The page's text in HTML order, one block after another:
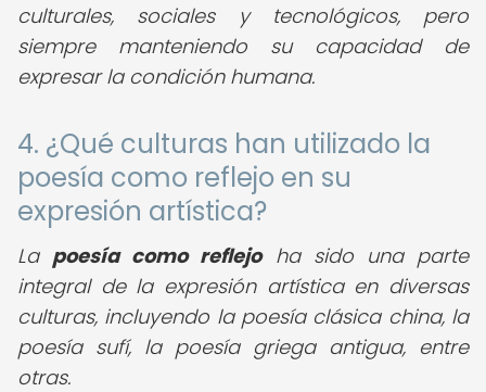
culturales, sociales y tecnológicos, pero
siempre manteniendo su capacidad de
expresar la condición humana.
4. ¿Qué culturas han utilizado la
poesía como reflejo en su
expresión artística?
La poesía como reflejoha sido una parte
integral de la expresión artística en diversas
culturas, incluyendo la poesía clásica china, la
poesía sufí, la poesía griega antigua, entre
otras.